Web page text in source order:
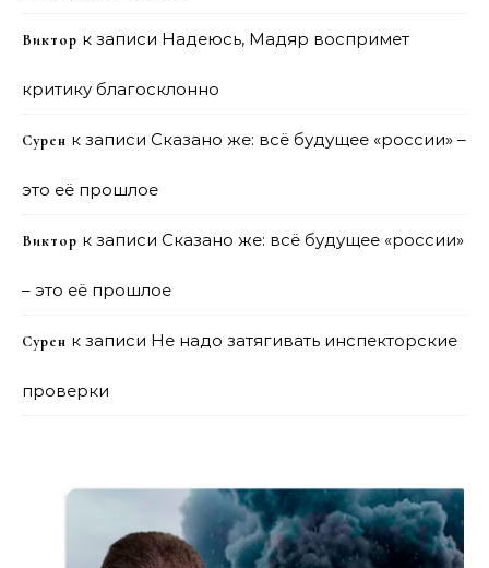
Виктор к записи Надеюсь, Мадяр воспримет
критику благосклонно
Сурен к записи Сказано же: всё будущее «россии» –
это её прошлое
Виктор к записи Сказано же: всё будущее «россии»
– это её прошлое
Сурен к записи Не надо затягивать инспекторские
проверки